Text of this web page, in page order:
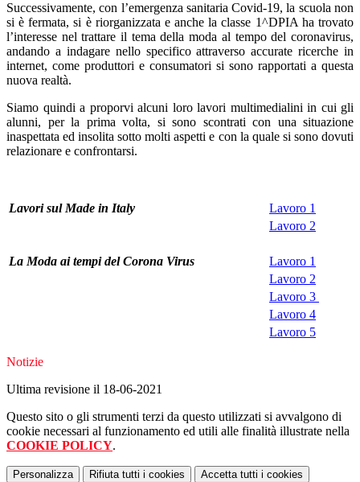
Successivamente, con l’emergenza sanitaria Covid-19, la scuola non
si è fermata, si è riorganizzata e anche la classe 1^DPIA ha trovato
l’interesse nel trattare il tema della moda al tempo del coronavirus,
andando a indagare nello specifico attraverso accurate ricerche in
internet, come produttori e consumatori si sono rapportati a questa
nuova realtà.
Siamo quindi a proporvi alcuni loro lavori multimedialini in cui gli
alunni, per la prima volta, si sono scontrati con una situazione
inaspettata ed insolita sotto molti aspetti e con la quale si sono dovuti
relazionare e confrontarsi.
Lavori sul Made in Italy
Lavoro 1
Lavoro 2
La Moda ai tempi del Corona Virus
Lavoro 1
Lavoro 2
Lavoro 3
Lavoro 4
Lavoro 5
Notizie
Ultima revisione il 18-06-2021
Questo sito o gli strumenti terzi da questo utilizzati si avvalgono di
cookie necessari al funzionamento ed utili alle finalità illustrate nella
COOKIE POLICY.
Personalizza Rifiuta tutti i cookies Accetta tutti i cookies